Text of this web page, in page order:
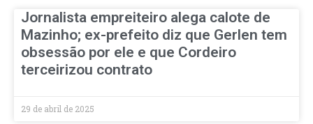
Jornalista empreiteiro alega calote de
Mazinho; ex-prefeito diz que Gerlen tem
obsessão por ele e que Cordeiro
terceirizou contrato
29 de abril de 2025